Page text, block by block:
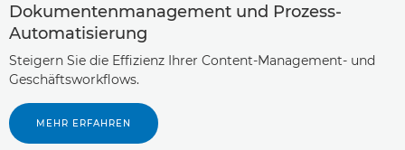
Dokumentenmanagement und Prozess-
Automatisierung
Steigern Sie die Effizienz Ihrer Content-Management- und
Geschäftsworkflows.
MEHR ERFAHREN